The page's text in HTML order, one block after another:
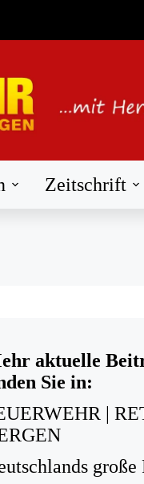
Zeitschrift
aktuelle
Sie in:
|